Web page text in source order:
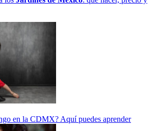
en la CDMX? Aquí puedes aprender